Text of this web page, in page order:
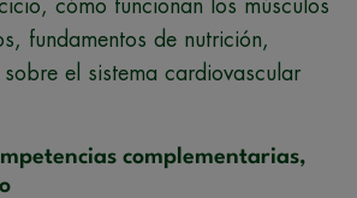
cómo funcionan los músculos
fundamentos de nutrición,
el sistema cardiovascular
complementarias,